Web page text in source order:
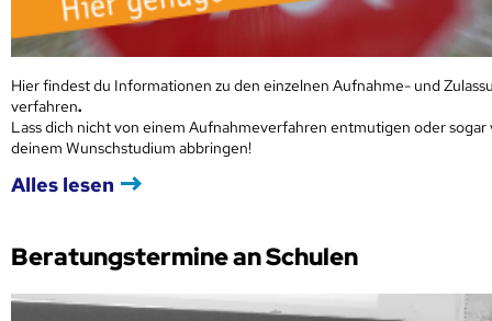
Hier findest du Informationen zu den einzelnen Aufnahme- und
verfahren.
Lass dich nicht von einem Aufnahmeverfahren entmutigen oder sogar
deinem Wunschstudium abbringen!
Alles lesen
Beratungstermine an Schulen